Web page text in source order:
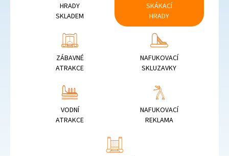
HRADY
SKLADEM
SKÁKACÍ
HRADY
ZÁBAVNÉ
ATRAKCE
NAFUKOVACÍ
SKLUZAVKY
VODNÍ
ATRAKCE
NAFUKOVACÍ
REKLAMA